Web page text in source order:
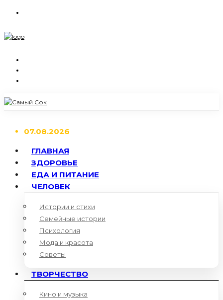
07.08.2026
ГЛАВНАЯ
ЗДОРОВЬЕ
ЕДА И ПИТАНИЕ
ЧЕЛОВЕК
Истории и стихи
Семейные истории
Психология
Мода и красота
Советы
ТВОРЧЕСТВО
Кино и музыка